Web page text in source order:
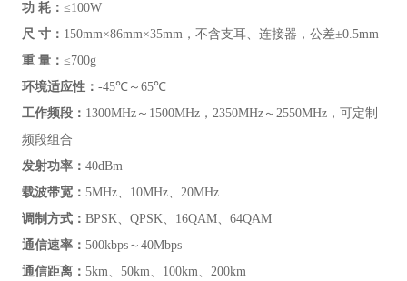
功 耗： ≤100W
尺 寸： 150mm×86mm×35mm，不含支耳、连接器，公差±0.5mm
重 量 ： ≤700g
环境适应性： -45℃～65℃
工作频段： 1300MHz～1500MHz，2350MHz～2550MHz，可定制
频段组合
发射功率 ： 40dBm
载波带宽： 5MHz、10MHz、20MHz
调制方式： BPSK、QPSK、16QAM、64QAM
通信速率： 500kbps～40Mbps
通信距离： 5km、50km、100km、200km